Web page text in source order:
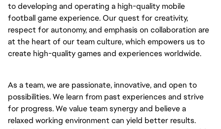
to developing and operating a high-quality mobile
football game experience. Our quest for creativity,
respect for autonomy, and emphasis on collaboration are
at the heart of our team culture, which empowers us to
create high-quality games and experiences worldwide.
As a team, we are passionate, innovative, and open to
possibilities. We learn from past experiences and strive
for progress. We value team synergy and believe a
relaxed working environment can yield better results.